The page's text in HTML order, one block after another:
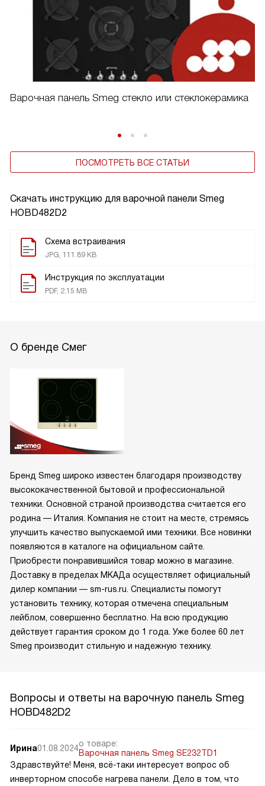
Скачать инструкцию для варочной панели Smeg
HOBD482D2
Схема встраивания
JPG, 111.89 KB
Инструкция по эксплуатации
PDF, 2.15 MB
Варочная панель Smeg стекло или стеклокерамика
ПОСМОТРЕТЬ ВСЕ СТАТЬИ
О бренде Смег
Бренд Smeg широко известен благодаря производству
высококачественной бытовой и профессиональной
техники. Основной страной производства считается его
родина — Италия. Компания не стоит на месте, стремясь
улучшить качество выпускаемой ими техники. Все новинки
появляются в каталоге на официальном сайте.
Приобрести понравившийся товар можно в магазине.
Доставку в пределах МКАДа осуществляет официальный
дилер компании — sm-rus.ru. Специалисты помогут
установить технику, которая отмечена специальным
лейблом, совершенно бесплатно. На всю продукцию
действует гарантия сроком до 1 года. Уже более 60 лет
Smeg производит стильную и надежную технику.
Вопросы и ответы на варочную панель Smeg
HOBD482D2
Ирина01.08.2024о товаре:
Варочная панель Smeg SE232TD1
Здравствуйте! Меня, всё-таки интересует вопрос об
инверторном способе нагрева панели. Дело в том, что